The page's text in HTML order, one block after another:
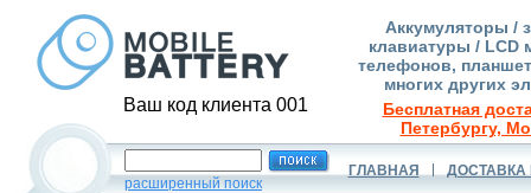
Ваш код клиента 001
Аккумуляторы /
клавиатуры / LCD
телефонов,
многих других
Бесплатная
Петербургу,
расширенный поиск
ГЛАВНАЯ ДОСТАВКА